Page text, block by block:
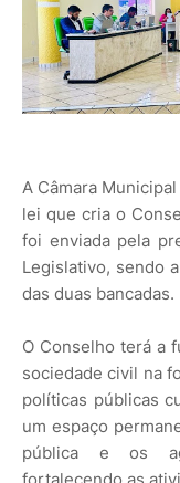
A Câmara
lei que cria o
foi enviada pela
Legislativo, sendo
das duas bancadas.
O Conselho terá a
sociedade civil na
políticas públicas
um espaço
pública e os